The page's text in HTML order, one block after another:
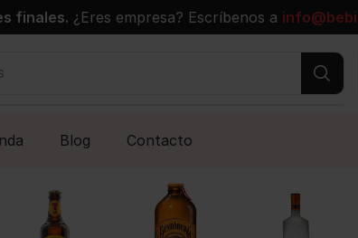
finales. ¿Eres empresa? Escríbenos a
Blog Contacto